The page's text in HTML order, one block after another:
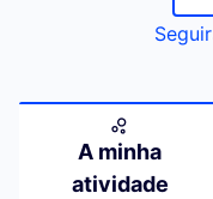
Seguir
A minha
atividade